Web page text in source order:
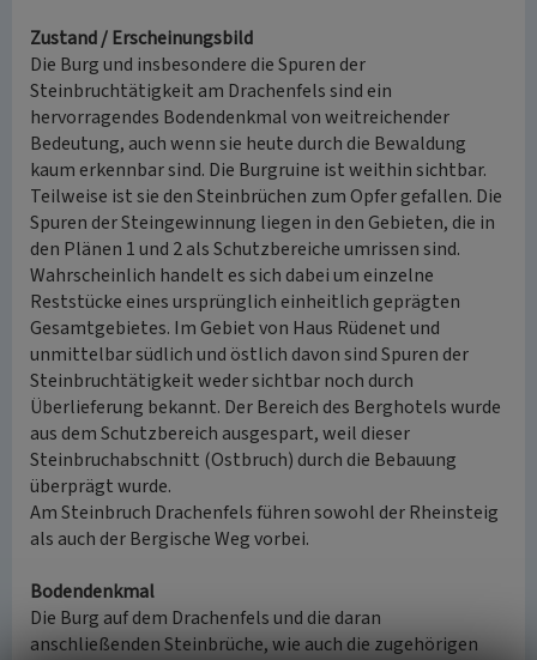
Zustand / Erscheinungsbild
Die Burg und insbesondere die Spuren der
Steinbruchtätigkeit am Drachenfels sind ein
hervorragendes Bodendenkmal von weitreichender
Bedeutung, auch wenn sie heute durch die Bewaldung
kaum erkennbar sind. Die Burgruine ist weithin sichtbar.
Teilweise ist sie den Steinbrüchen zum Opfer gefallen. Die
Spuren der Steingewinnung liegen in den Gebieten, die in
den Plänen 1 und 2 als Schutzbereiche umrissen sind.
Wahrscheinlich handelt es sich dabei um einzelne
Reststücke eines ursprünglich einheitlich geprägten
Gesamtgebietes. Im Gebiet von Haus Rüdenet und
unmittelbar südlich und östlich davon sind Spuren der
Steinbruchtätigkeit weder sichtbar noch durch
Überlieferung bekannt. Der Bereich des Berghotels wurde
aus dem Schutzbereich ausgespart, weil dieser
Steinbruchabschnitt (Ostbruch) durch die Bebauung
überprägt wurde.
Am Steinbruch Drachenfels führen sowohl der Rheinsteig
als auch der Bergische Weg vorbei.
Bodendenkmal
Die Burg auf dem Drachenfels und die daran
anschließenden Steinbrüche, wie auch die zugehörigen